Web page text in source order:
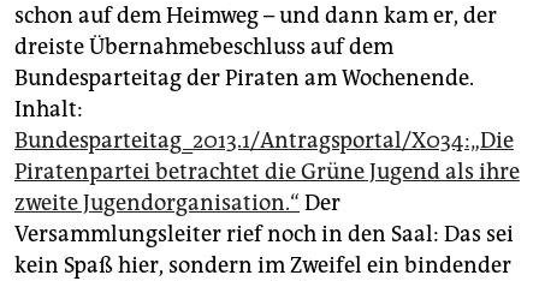
abo
genossenschaft
epaper login
schon auf dem Heimweg – und dann kam er, der
dreiste Übernahmebeschluss auf dem
Bundesparteitag der Piraten am Wochenende.
Inhalt:
Bundesparteitag_2013.1/Antragsportal/X034:„Die
Piratenpartei betrachtet die Grüne Jugend als ihre
zweite Jugendorganisation.“ Der
Versammlungsleiter rief noch in den Saal: Das sei
kein Spaß hier, sondern im Zweifel ein bindender